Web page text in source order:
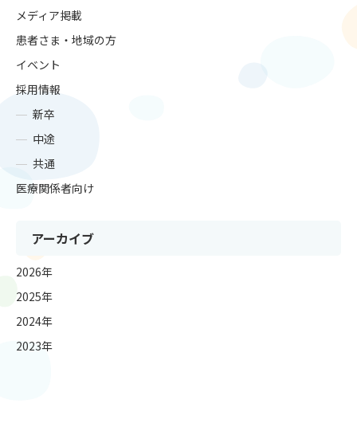
メディア掲載
患者さま・地域の方
イベント
採用情報
新卒
中途
共通
医療関係者向け
アーカイブ
2026年
2025年
2024年
2023年